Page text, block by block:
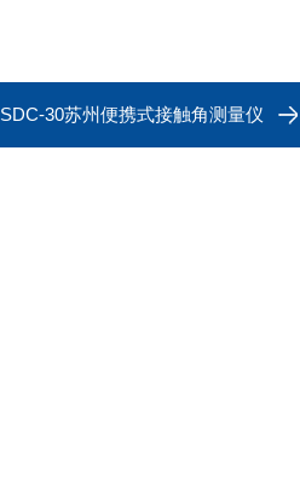
SDC-30苏州便携式接触角测量仪